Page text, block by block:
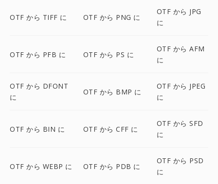
OTF から TIFF に OTF から PNG に
OTF から JPG
に
OTF から PFB に OTF から PS に
OTF から AFM
に
OTF から DFONT
に
OTF から BMP に
OTF から JPEG
に
OTF から BIN に OTF から CFF に
OTF から SFD
に
OTF から WEBP に OTF から PDB に
OTF から PSD
に